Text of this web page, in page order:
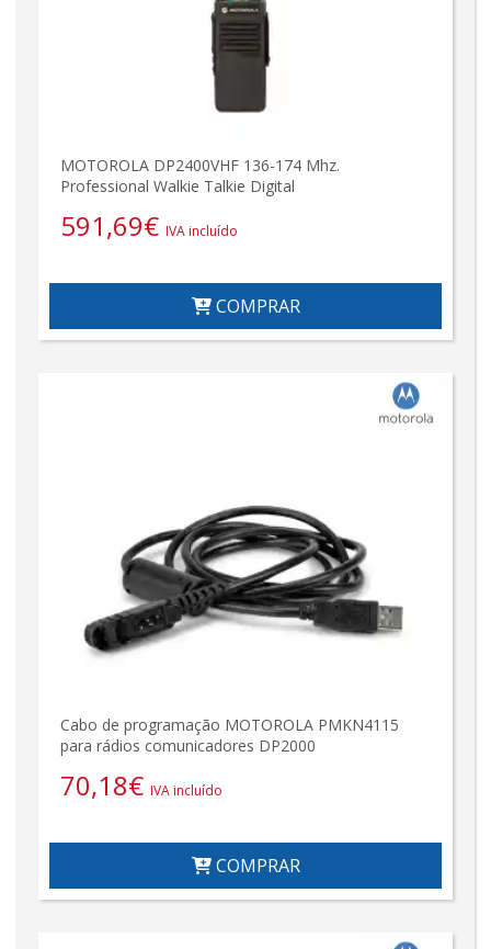
MOTOROLA DP2400VHF 136-174 Mhz.
Professional Walkie Talkie Digital
591,69€ IVA incluído
COMPRAR
Cabo de programação MOTOROLA PMKN4115
para rádios comunicadores DP2000
70,18€ IVA incluído
COMPRAR